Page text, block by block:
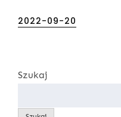
Posted
2022-09-20
Szukaj